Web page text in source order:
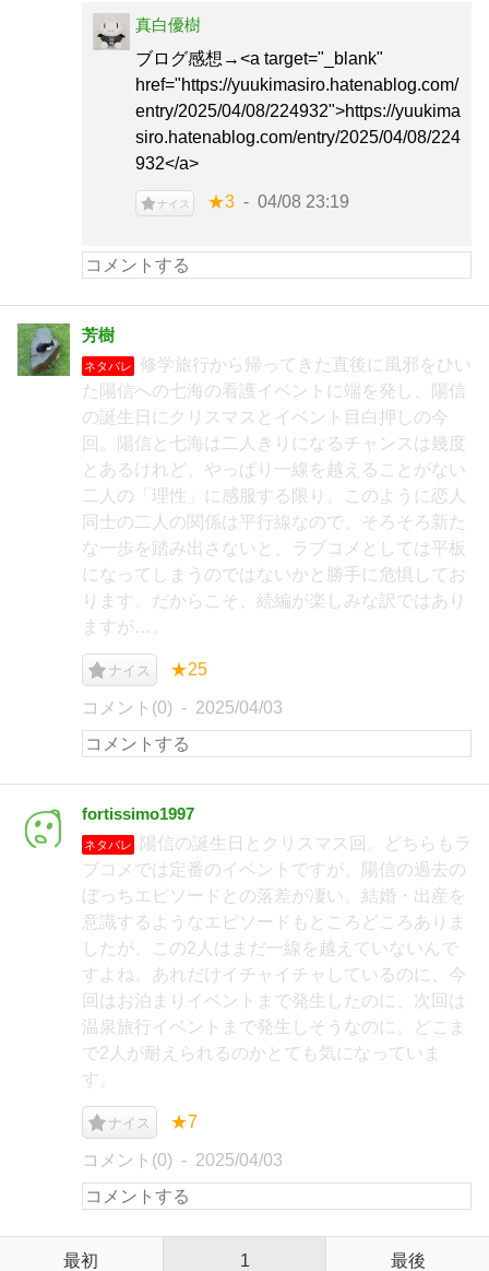
真白優樹
ブログ感想→<a target="_blank"
href="https://yuukimasiro.hatenablog.com/
entry/2025/04/08/224932">https://yuukima
siro.hatenablog.com/entry/2025/04/08/224
932</a>
ナイス ★3 04/08 23:19
芳樹
ネタバレ
修学旅行から帰ってきた直後に風邪をひい
た陽信への七海の看護イベントに端を発し、陽信
の誕生日にクリスマスとイベント目白押しの今
回。陽信と七海は二人きりになるチャンスは幾度
とあるけれど、やっぱり一線を越えることがない
二人の「理性」に感服する限り。このように恋人
同士の二人の関係は平行線なので、そろそろ新た
な一歩を踏み出さないと、ラブコメとしては平板
になってしまうのではないかと勝手に危惧してお
ります。だからこそ、続編が楽しみな訳ではあり
ますが…。
ナイス ★25
コメント(0) 2025/04/03
fortissimo1997
ネタバレ
陽信の誕生日とクリスマス回。どちらもラ
ブコメでは定番のイベントですが、陽信の過去の
ぼっちエピソードとの落差が凄い。結婚・出産を
意識するようなエピソードもところどころありま
したが、この2人はまだ一線を越えていないんで
すよね。あれだけイチャイチャしているのに、今
回はお泊まりイベントまで発生したのに、次回は
温泉旅行イベントまで発生しそうなのに。どこま
で2人が耐えられるのかとても気になっていま
す。
ナイス ★7
コメント(0) 2025/04/03
最初 1 最後